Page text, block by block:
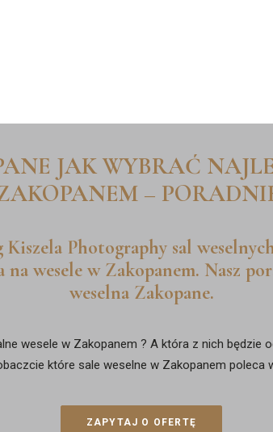
JAK WYBRAĆ
–
Photography sal
wesele w Zakopanem. Nasz
weselna Zakopane.
wesele w Zakopanem ? A która z nich będzie
które sale weselne w Zakopanem poleca
ZAPYTAJ O OFERTĘ